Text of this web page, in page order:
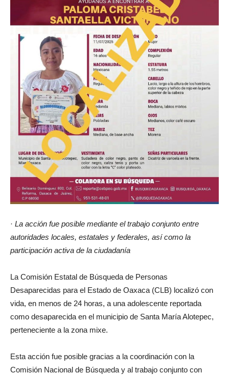
· La acción fue posible mediante el trabajo conjunto entre
autoridades locales, estatales y federales, así como la
participación activa de la ciudadanía
La Comisión Estatal de Búsqueda de Personas
Desaparecidas para el Estado de Oaxaca (CLB) localizó con
vida, en menos de 24 horas, a una adolescente reportada
como desaparecida en el municipio de Santa María Alotepec,
perteneciente a la zona mixe.
Esta acción fue posible gracias a la coordinación con la
Comisión Nacional de Búsqueda y al trabajo conjunto con